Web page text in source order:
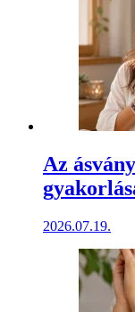
Az
2026.07.19.